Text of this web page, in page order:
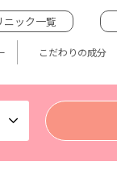
ニック一覧
こだわりの成分